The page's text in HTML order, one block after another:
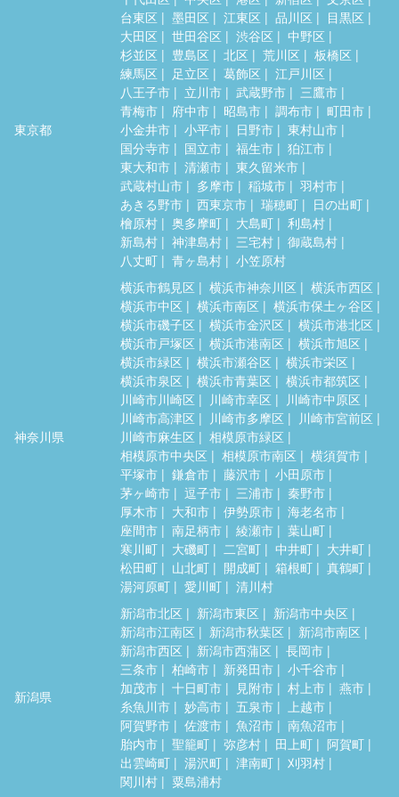
東京都
台東区
墨田区 江東区 品川区
目黒区
大田区
世田谷区 渋谷区
中野区
杉並区
豊島区 北区 荒川区
板橋区
練馬区
足立区 葛飾区
江戸川区
八王子市
立川市 武蔵野市
三鷹市
青梅市
府中市 昭島市 調布市
町田市
小金井市
小平市 日野市
東村山市
国分寺市
国立市 福生市
狛江市
東大和市
清瀬市
東久留米市
武蔵村山市
多摩市 稲城市
羽村市
あきる野市
西東京市 瑞穂町
日の出町
檜原村
奥多摩町 大島町
利島村
新島村
神津島村 三宅村
御蔵島村
八丈町
青ヶ島村 小笠原村
神奈川県
横浜市鶴見区 横浜市神奈川区
横浜市西区
横浜市中区
横浜市南区
横浜市保土ヶ谷区
横浜市磯子区
横浜市金沢区
横浜市港北区
横浜市戸塚区
横浜市港南区
横浜市旭区
横浜市緑区
横浜市瀬谷区
横浜市栄区
横浜市泉区
横浜市青葉区
横浜市都筑区
川崎市川崎区
川崎市幸区
川崎市中原区
川崎市高津区
川崎市多摩区
川崎市宮前区
川崎市麻生区
相模原市緑区
相模原市中央区
相模原市南区
横須賀市
平塚市
鎌倉市 藤沢市
小田原市
茅ヶ崎市
逗子市 三浦市
秦野市
厚木市
大和市 伊勢原市
海老名市
座間市
南足柄市 綾瀬市
葉山町
寒川町
大磯町 二宮町 中井町
大井町
松田町
山北町 開成町 箱根町
真鶴町
湯河原町
愛川町 清川村
新潟県
新潟市北区 新潟市東区
新潟市中央区
新潟市江南区
新潟市秋葉区
新潟市南区
新潟市西区
新潟市西蒲区
長岡市
三条市
柏崎市 新発田市
小千谷市
加茂市
十日町市 見附市 村上市
燕市
糸魚川市
妙高市 五泉市
上越市
阿賀野市
佐渡市 魚沼市
南魚沼市
胎内市
聖籠町 弥彦村 田上町
阿賀町
出雲崎町
湯沢町 津南町
刈羽村
関川村
粟島浦村